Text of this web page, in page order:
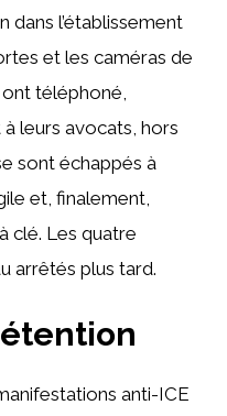
dans l’établissement
et les caméras de
ont téléphoné,
leurs avocats, hors
sont échappés à
et, finalement,
clé. Les quatre
arrêtés plus tard.
anti-ICE